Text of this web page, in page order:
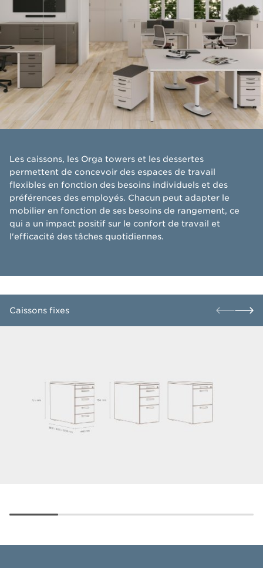
​Les caissons, les Orga towers et les dessertes
permettent de concevoir des espaces de travail
flexibles en fonction des besoins individuels et des
préférences des employés. Chacun peut adapter le
mobilier en fonction de ses besoins de rangement, ce
qui a un impact positif sur le confort de travail et
l'efficacité des tâches quotidiennes.​
​Caissons fixes​